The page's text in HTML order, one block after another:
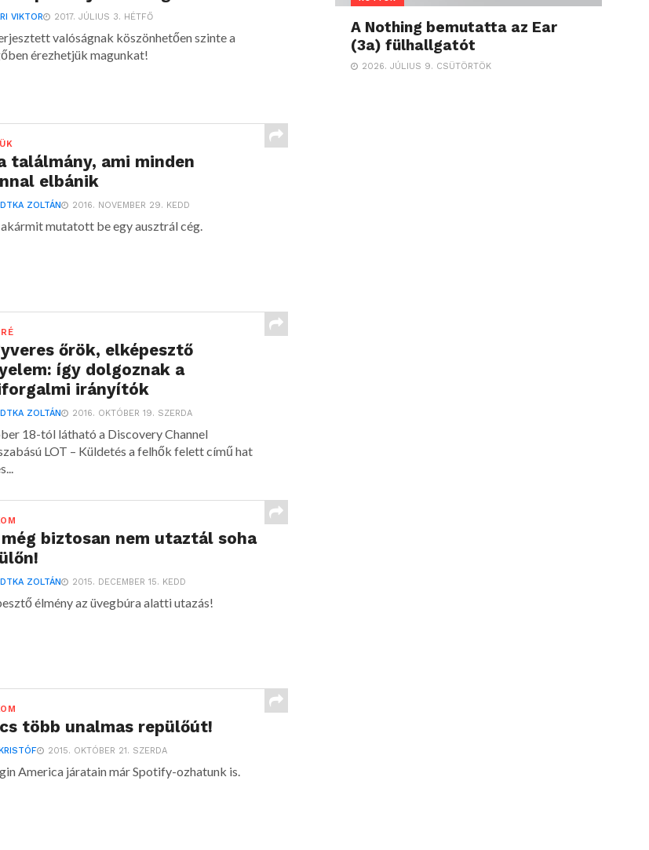
VIKTOR 2017. JÚLIUS 3. HÉTFŐ
valóságnak köszönhetően szinte a
érezhetjük magunkat!
találmány, ami minden
elbánik
ZOLTÁN 2016. NOVEMBER 29. KEDD
mutatott be egy ausztrál cég.
őrök, elképesztő
így dolgoznak a
irányítók
ZOLTÁN 2016. OKTÓBER 19. SZERDA
18-tól látható a Discovery Channel
LOT – Küldetés a felhők felett című hat
biztosan nem utaztál soha
ZOLTÁN 2015. DECEMBER 15. KEDD
élmény az üvegbúra alatti utazás!
több unalmas repülőút!
2015. OKTÓBER 21. SZERDA
America járatain már Spotify-ozhatunk is.
A Nothing bemutatta az Ear
(3a) fülhallgatót
2026. JÚLIUS 9. CSÜTÖRTÖK